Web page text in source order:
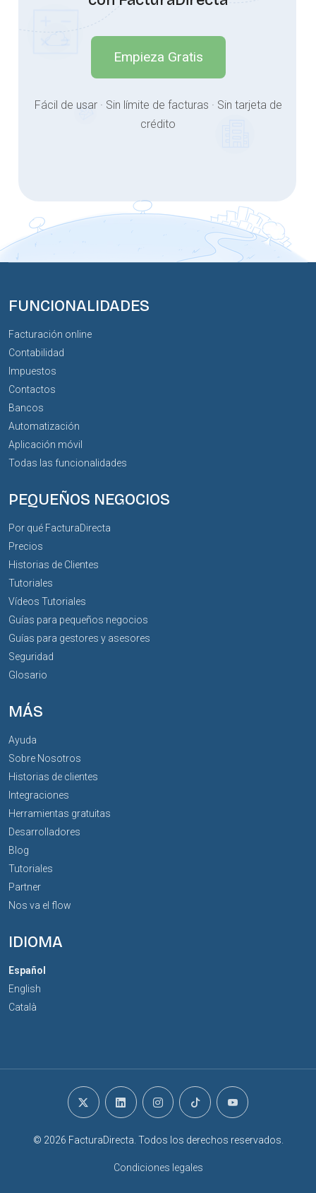
Empieza Gratis
Fácil de usar · Sin límite de facturas · Sin tarjeta de
crédito
FUNCIONALIDADES
Facturación online
Contabilidad
Impuestos
Contactos
Bancos
Automatización
Aplicación móvil
Todas las funcionalidades
PEQUEÑOS NEGOCIOS
Por qué FacturaDirecta
Precios
Historias de Clientes
Tutoriales
Vídeos Tutoriales
Guías para pequeños negocios
Guías para gestores y asesores
Seguridad
Glosario
MÁS
Ayuda
Sobre Nosotros
Historias de clientes
Integraciones
Herramientas gratuitas
Desarrolladores
Blog
Tutoriales
Partner
Nos va el flow
IDIOMA
Español
English
Català
© 2026 FacturaDirecta. Todos los derechos reservados.
Condiciones legales